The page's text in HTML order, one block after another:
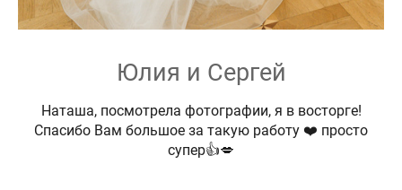
Юлия и Сергей
Наташа, посмотрела фотографии, я в восторге!
Спасибо Вам большое за такую работу ❤️ просто
супер👍💋